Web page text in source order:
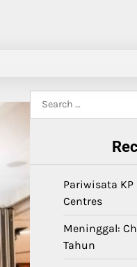
Pariwisata
Centres
Meninggal:
Tahun